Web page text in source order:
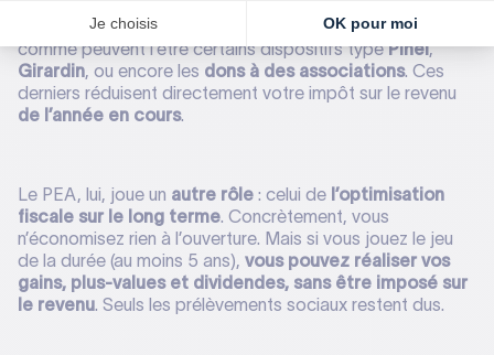
n’est pas un outil de défiscalisation immédiate
comme peuvent l’être certains dispositifs typePinel,
Girardin, ou encore les dons à des associations. Ces
derniers réduisent directement votre impôt sur le revenu
de l’année en cours.
Le PEA, lui, joue un autre rôle : celui de l’optimisation
fiscale sur le long terme. Concrètement, vous
n’économisez rien à l’ouverture. Mais si vous jouez le jeu
de la durée (au moins 5 ans), vous pouvez réaliser vos
gains, plus-values et dividendes, sans être imposé sur
le revenu. Seuls les prélèvements sociaux restent dus.